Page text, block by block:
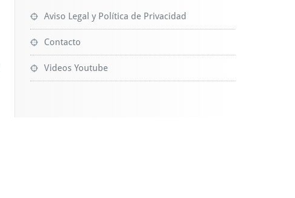
Aviso Legal y Política de Privacidad
Contacto
Videos Youtube